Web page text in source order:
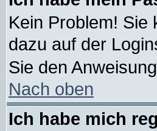
Kein Problem!
dazu auf der
Sie den
Nach oben
Ich habe mich